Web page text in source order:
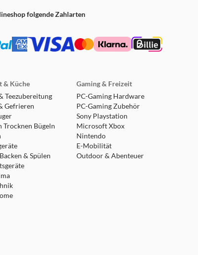
folgende Zahlarten
& Küche
Teezubereitung
Gefrieren
Trocknen Bügeln
& Spülen
Gaming & Freizeit
PC-Gaming Hardware
PC-Gaming Zubehör
Sony Playstation
Microsoft Xbox
Nintendo
E-Mobilität
Outdoor & Abenteuer